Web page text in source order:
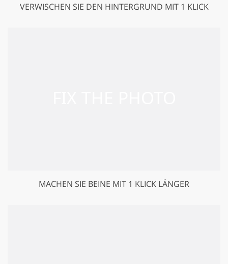
VERWISCHEN SIE DEN HINTERGRUND MIT 1 KLICK
MACHEN SIE BEINE MIT 1 KLICK LÄNGER